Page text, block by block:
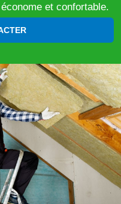
et confortable.